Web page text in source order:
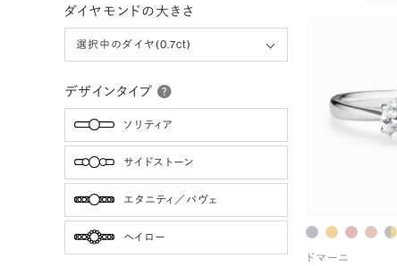
ダイヤモンドの大きさ
デザインタイプ
ソリティア
サイドストーン
エタニティ／パヴェ
ヘイロー
ドマーニ